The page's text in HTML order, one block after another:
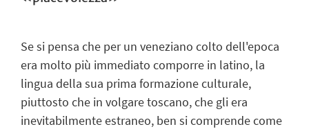
Se si pensa che per un veneziano colto dell'epoca
era molto più immediato comporre in latino, la
lingua della sua prima formazione culturale,
piuttosto che in volgare toscano, che gli era
inevitabilmente estraneo, ben si comprende come